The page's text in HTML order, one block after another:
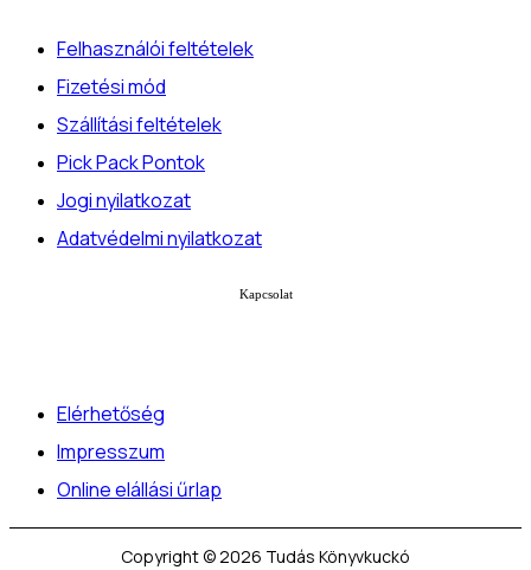
Felhasználói feltételek
Fizetési mód
Szállítási feltételek
Pick Pack Pontok
Jogi nyilatkozat
Adatvédelmi nyilatkozat
Kapcsolat
Elérhetőség
Impresszum
Online elállási űrlap
Copyright © 2026 Tudás Könyvkuckó